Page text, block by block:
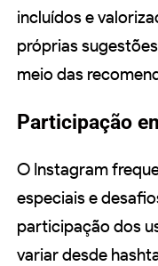
incluídos e
próprias
meio das
Participação
O Instagram
especiais e
participação dos
variar desde